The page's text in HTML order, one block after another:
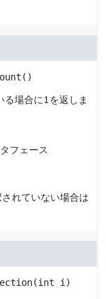
()
る場合に1を返しま
タフェース
れていない場合は
(int i)